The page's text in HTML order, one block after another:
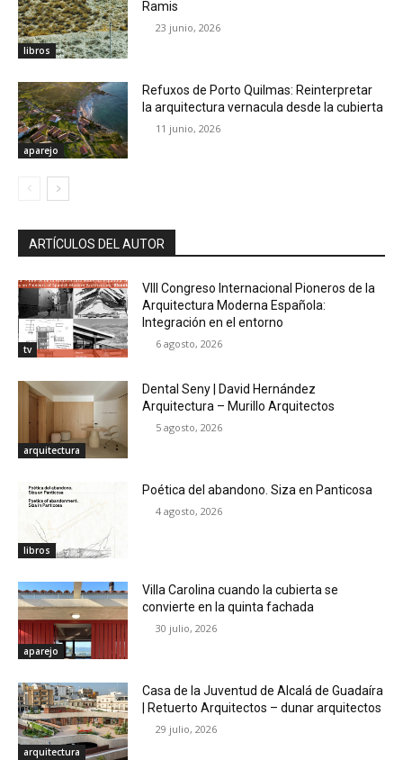
libros
Ramis
23 junio, 2026
aparejo
Refuxos de Porto Quilmas: Reinterpretar
la arquitectura vernacula desde la cubierta
11 junio, 2026
ARTÍCULOS DEL AUTOR
tv
VIII Congreso Internacional Pioneros de la
Arquitectura Moderna Española:
Integración en el entorno
6 agosto, 2026
arquitectura
Dental Seny | David Hernández
Arquitectura – Murillo Arquitectos
5 agosto, 2026
libros
Poética del abandono. Siza en Panticosa
4 agosto, 2026
aparejo
Villa Carolina cuando la cubierta se
convierte en la quinta fachada
30 julio, 2026
arquitectura
Casa de la Juventud de Alcalá de Guadaíra
| Retuerto Arquitectos – dunar arquitectos
29 julio, 2026